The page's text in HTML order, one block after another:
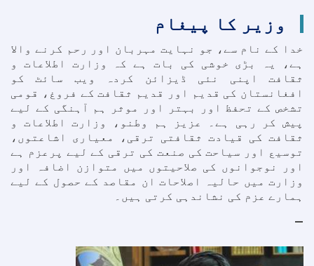
وزیر کا پیغام
خدا کے نام سے، جو نہایت مہربان اور رحم کرنے والا
ہے، یہ بڑی خوشی کی بات ہے کہ وزارت اطلاعات و
ثقافت اپنی نئی ڈیزائن کردہ ویب سائٹ کو
افغانستان کی قدیم اور قدیم ثقافت کے فروغ، قومی
تشخص کے تحفظ اور بہتر اور موثر ہم آہنگی کے لیے
پیش کر رہی ہے۔ عزیز ہم وطنو، وزارت اطلاعات و
ثقافت کی قیادت ثقافتی ترقی، معیاری اشاعتوں،
توسیع اور سیاحت کی صنعت کی ترقی کے لیے پرعزم ہے
اور نوجوانوں کی صلاحیتوں میں متوازن اضافہ اور
وزارت میں حالیہ اصلاحات ان مقاصد کے حصول کے لیے
ہمارے عزم کی نشاندہی کرتی ہیں۔